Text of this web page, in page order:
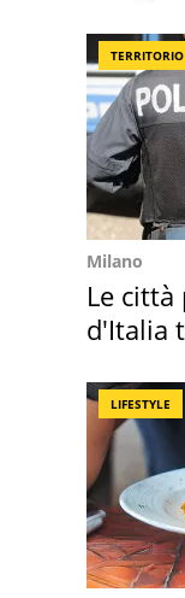
TERRITORIO
Milano
Le
d'Italia
LIFESTYLE